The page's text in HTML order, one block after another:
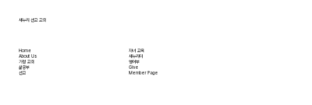
Home
About Us
​가정 교회
​삶공부
​선교
자녀 교육
새누리터
영어부
Give
Member Page
새누리 선교 교회